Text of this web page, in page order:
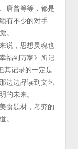
唐曾等等，都是
有不少的对手
。
说，思想灵魂也
福到万家》所记
其记录的一定是
边边品读到文艺
的未来。
食题材，考究的
。